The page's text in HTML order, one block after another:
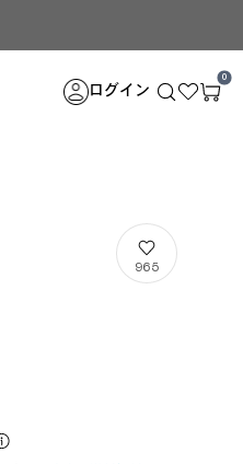
ログイン
0
965